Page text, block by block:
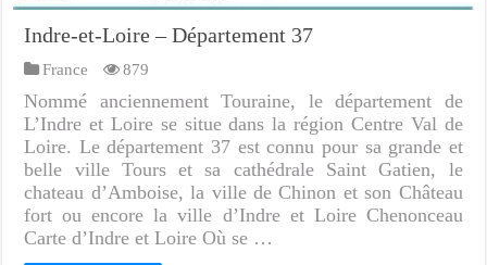
Indre-et-Loire – Département 37
France 879
Nommé anciennement Touraine, le département de
L’Indre et Loire se situe dans la région Centre Val de
Loire. Le département 37 est connu pour sa grande et
belle ville Tours et sa cathédrale Saint Gatien, le
chateau d’Amboise, la ville de Chinon et son Château
fort ou encore la ville d’Indre et Loire Chenonceau
Carte d’Indre et Loire Où se …